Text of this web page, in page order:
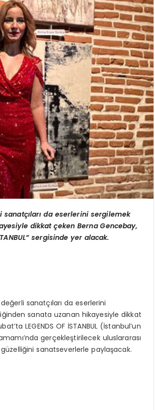
sanatçıları da eserlerini sergilemek
dikkat çeken Berna Gencebay,
sergisinde yer alacak.
sanatçıları da eserlerini
sanata uzanan hikayesiyle dikkat
LEGENDS OF İSTANBUL (İstanbul’un
gerçekleştirilecek uluslararası
sanatseverlerle paylaşacak.